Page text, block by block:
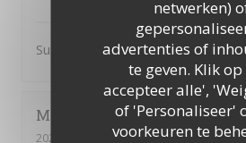
netwerken)
advertenties of
te geven. Klik op
accepteer alle',
of 'Personaliseer'
voorkeuren te
Super adresse service au top et très
Marie-OdileL
2026-04-16
- 12:30 - Gasten 3